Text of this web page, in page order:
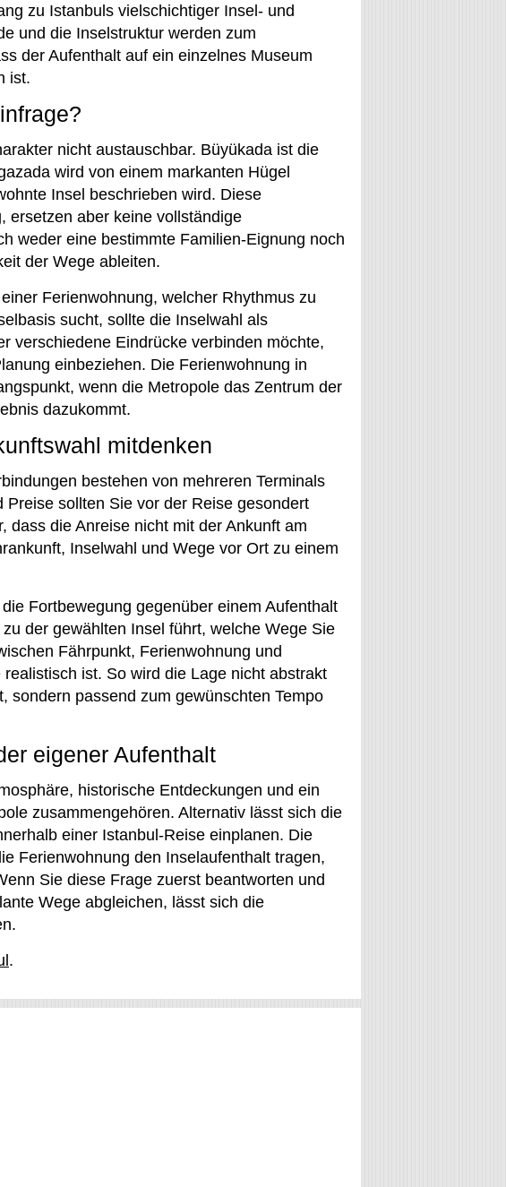
zu Istanbuls vielschichtiger Insel- und
und die Inselstruktur werden zum
der Aufenthalt auf ein einzelnes Museum
ist.
nicht austauschbar. Büyükada ist die
wird von einem markanten Hügel
Insel beschrieben wird. Diese
ersetzen aber keine vollständige
weder eine bestimmte Familien-Eignung noch
der Wege ableiten.
Ferienwohnung, welcher Rhythmus zu
sucht, sollte die Inselwahl als
verschiedene Eindrücke verbinden möchte,
einbeziehen. Die Ferienwohnung in
wenn die Metropole das Zentrum der
dazukommt.
mitdenken
bestehen von mehreren Terminals
sollten Sie vor der Reise gesondert
dass die Anreise nicht mit der Ankunft am
Inselwahl und Wege vor Ort zu einem
Fortbewegung gegenüber einem Aufenthalt
der gewählten Insel führt, welche Wege Sie
Fährpunkt, Ferienwohnung und
ist. So wird die Lage nicht abstrakt
sondern passend zum gewünschten Tempo
eigener Aufenthalt
historische Entdeckungen und ein
zusammengehören. Alternativ lässt sich die
einer Istanbul-Reise einplanen. Die
Ferienwohnung den Inselaufenthalt tragen,
Sie diese Frage zuerst beantworten und
Wege abgleichen, lässt sich die
.